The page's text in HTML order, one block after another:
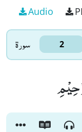
Audio
سورۃ 2